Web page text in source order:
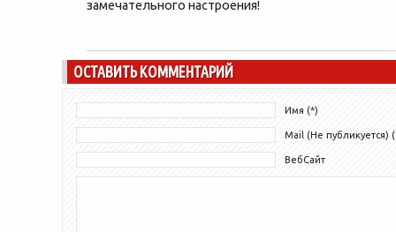
замечательного настроения!
ОСТАВИТЬ КОММЕНТАРИЙ
Имя (*)
Mail (Не публикуется)
ВебСайт